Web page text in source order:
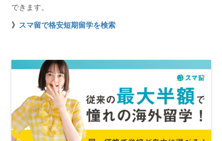
できます。
》 スマ留で格安短期留学を検索